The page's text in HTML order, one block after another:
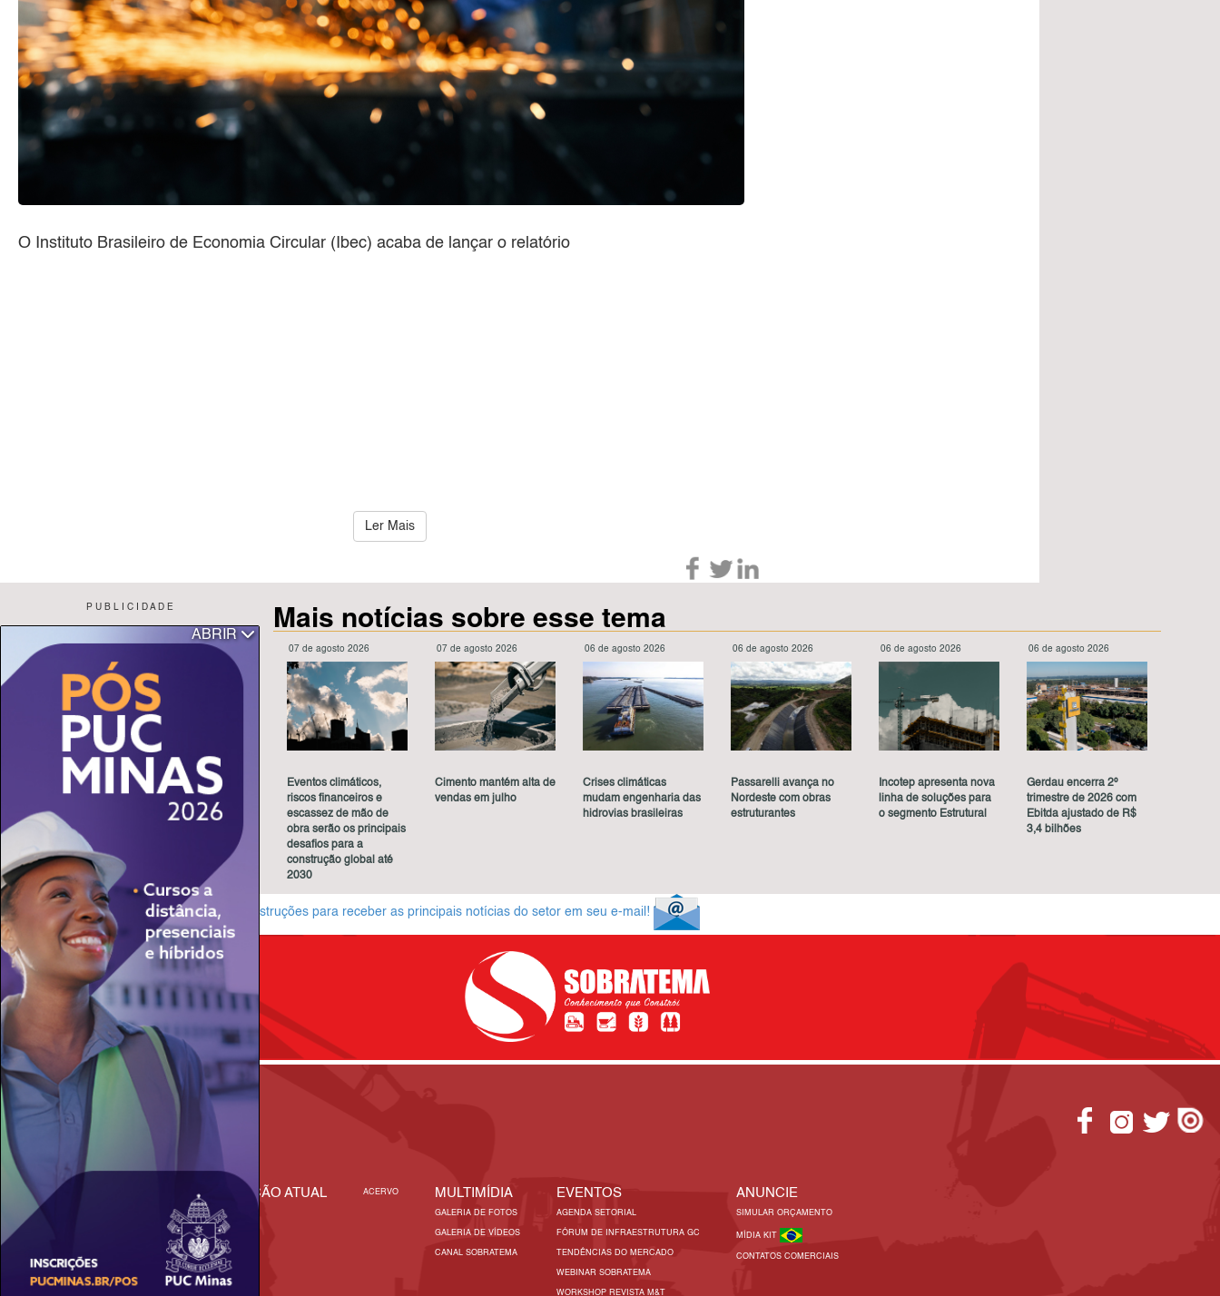
O Instituto Brasileiro de Economia Circular (Ibec) acaba de lançar o relatório
Ler Mais
P U B L I C I D A D E
ABRIR Mais notícias sobre esse tema
07 de agosto 2026
Eventos climáticos,
riscos financeiros e
escassez de mão de
obra serão os principais
desafios para a
construção global até
2030
07 de agosto 2026
Cimento mantém alta de
vendas em julho
06 de agosto 2026
Crises climáticas
mudam engenharia das
hidrovias brasileiras
06 de agosto 2026
Passarelli avança no
Nordeste com obras
estruturantes
06 de agosto 2026
Incotep apresenta nova
linha de soluções para
o segmento Estrutural
06 de agosto 2026
Gerdau encerra 2º
trimestre de 2026 com
Ebitda ajustado de R$
3,4 bilhões
Assine a newsletter da Grandes Construções para receber as principais notícias do setor em seu e-mail!
INÍCIO EDIÇÃO ATUAL ACERVO MULTIMÍDIA
GALERIA DE FOTOS
GALERIA DE VÍDEOS
CANAL SOBRATEMA
EVENTOS
AGENDA SETORIAL
FÓRUM DE INFRAESTRUTURA GC
TENDÊNCIAS DO MERCADO
WEBINAR SOBRATEMA
WORKSHOP REVISTA M&T
ANUNCIE
SIMULAR ORÇAMENTO
MÍDIA KIT
CONTATOS COMERCIAIS